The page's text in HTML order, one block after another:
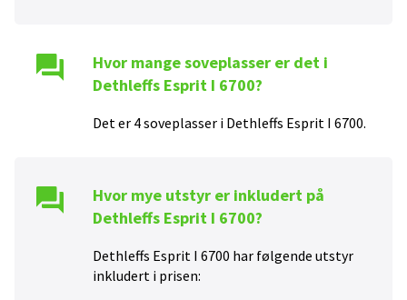
Hvor mange soveplasser er det i
Dethleffs Esprit I 6700?
Det er 4soveplasser i Dethleffs Esprit I 6700.
Hvor mye utstyr er inkludert på
Dethleffs Esprit I 6700?
Dethleffs Esprit I 6700 har følgende utstyr
inkludert i prisen: